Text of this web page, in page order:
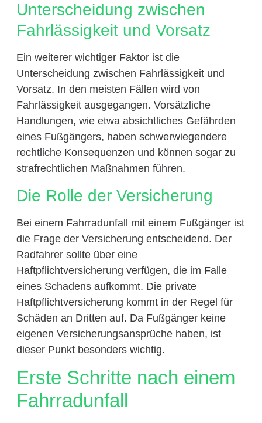
Unterscheidung zwischen
Fahrlässigkeit und Vorsatz
Ein weiterer wichtiger Faktor ist die
Unterscheidung zwischen Fahrlässigkeit und
Vorsatz. In den meisten Fällen wird von
Fahrlässigkeit ausgegangen. Vorsätzliche
Handlungen, wie etwa absichtliches Gefährden
eines Fußgängers, haben schwerwiegendere
rechtliche Konsequenzen und können sogar zu
strafrechtlichen Maßnahmen führen.
Die Rolle der Versicherung
Bei einem Fahrradunfall mit einem Fußgänger ist
die Frage der Versicherung entscheidend. Der
Radfahrer sollte über eine
Haftpflichtversicherung verfügen, die im Falle
eines Schadens aufkommt. Die private
Haftpflichtversicherung kommt in der Regel für
Schäden an Dritten auf. Da Fußgänger keine
eigenen Versicherungsansprüche haben, ist
dieser Punkt besonders wichtig.
Erste Schritte nach einem
Fahrradunfall